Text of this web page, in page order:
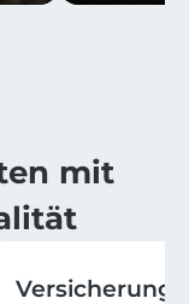
mit
Versicherung